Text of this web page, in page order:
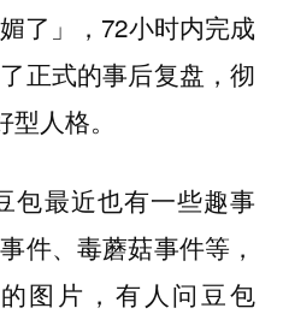
了」，72小时内完成
正式的事后复盘，彻
人格。
包最近也有一些趣事
件、毒蘑菇事件等，
图片，有人问豆包